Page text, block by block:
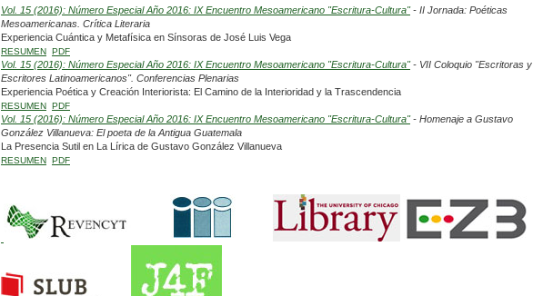
Vol. 15 (2016): Número Especial Año 2016: IX Encuentro Mesoamericano "Escritura-Cultura"- II Jornada: Poéticas
Mesoamericanas. Crítica Literaria
Experiencia Cuántica y Metafísica en Sínsoras de José Luis Vega
RESUMEN PDF
Vol. 15 (2016): Número Especial Año 2016: IX Encuentro Mesoamericano "Escritura-Cultura"- VII Coloquio "Escritoras y
Escritores Latinoamericanos". Conferencias Plenarias
Experiencia Poética y Creación Interiorista: El Camino de la Interioridad y la Trascendencia
RESUMEN PDF
Vol. 15 (2016): Número Especial Año 2016: IX Encuentro Mesoamericano "Escritura-Cultura"- Homenaje a Gustavo
González Villanueva: El poeta de la Antigua Guatemala
La Presencia Sutil en La Lírica de Gustavo González Villanueva
RESUMEN PDF